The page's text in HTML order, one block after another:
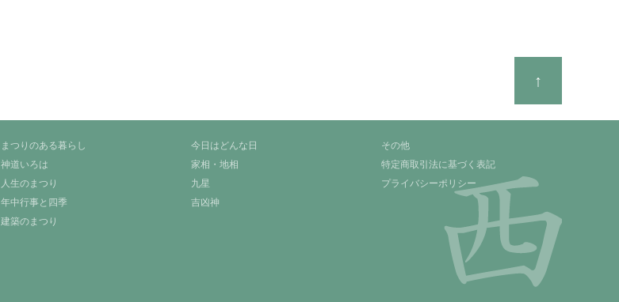
↑
まつりのある暮らし
神道いろは
人生のまつり
年中行事と四季
建築のまつり
今日はどんな日
家相・地相
九星
吉凶神
その他
特定商取引法に基づく表記
プライバシーポリシー